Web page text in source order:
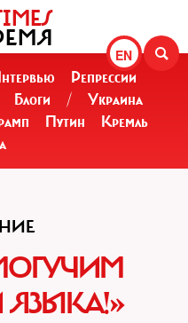
EN
Репрессии
Блоги /
Украина
Путин
Кремль